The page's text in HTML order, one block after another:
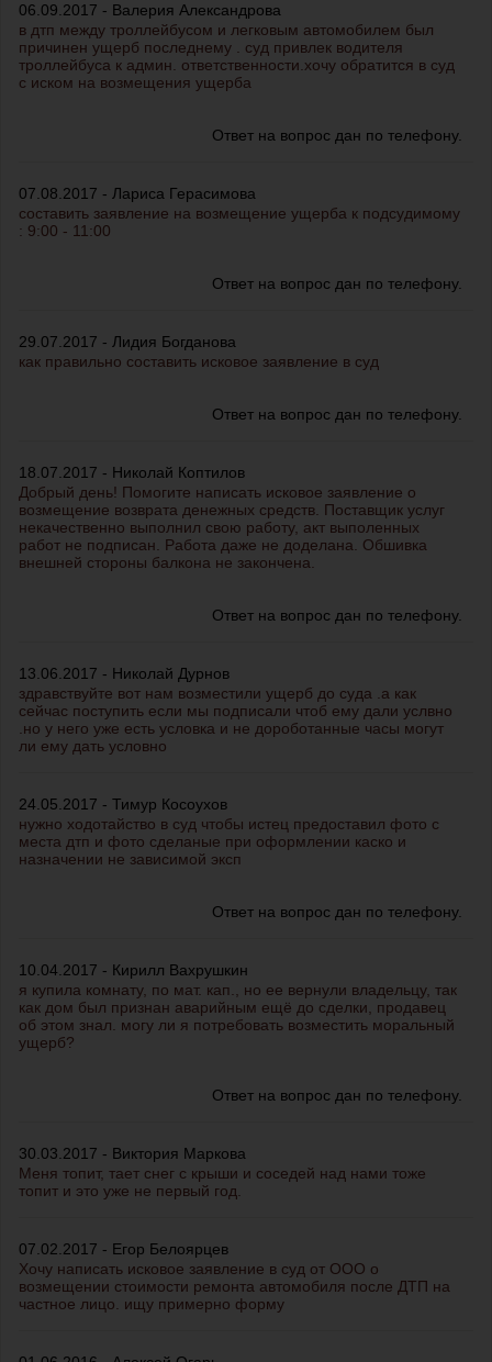
06.09.2017 - Валерия Александрова
в дтп между троллейбусом и легковым автомобилем был
причинен ущерб последнему . суд привлек водителя
троллейбуса к админ. ответственности.хочу обратится в суд
с иском на возмещения ущерба
Ответ на вопрос дан по телефону.
07.08.2017 - Лариса Герасимова
составить заявление на возмещение ущерба к подсудимому
: 9:00 - 11:00
Ответ на вопрос дан по телефону.
29.07.2017 - Лидия Богданова
как правильно составить исковое заявление в суд
Ответ на вопрос дан по телефону.
18.07.2017 - Николай Коптилов
Добрый день! Помогите написать исковое заявление о
возмещение возврата денежных средств. Поставщик услуг
некачественно выполнил свою работу, акт выполенных
работ не подписан. Работа даже не доделана. Обшивка
внешней стороны балкона не закончена.
Ответ на вопрос дан по телефону.
13.06.2017 - Николай Дурнов
здравствуйте вот нам возместили ущерб до суда .а как
сейчас поступить если мы подписали чтоб ему дали услвно
.но у него уже есть условка и не дороботанные часы могут
ли ему дать условно
24.05.2017 - Тимур Косоухов
нужно ходотайство в суд чтобы истец предоставил фото с
места дтп и фото сделаные при оформлении каско и
назначении не зависимой эксп
Ответ на вопрос дан по телефону.
10.04.2017 - Кирилл Вахрушкин
я купила комнату, по мат. кап., но ее вернули владельцу, так
как дом был признан аварийным ещё до сделки, продавец
об этом знал. могу ли я потребовать возместить моральный
ущерб?
Ответ на вопрос дан по телефону.
30.03.2017 - Виктория Маркова
Меня топит, тает снег с крыши и соседей над нами тоже
топит и это уже не первый год.
07.02.2017 - Егор Белоярцев
Хочу написать исковое заявление в суд от ООО о
возмещении стоимости ремонта автомобиля после ДТП на
частное лицо. ищу примерно форму